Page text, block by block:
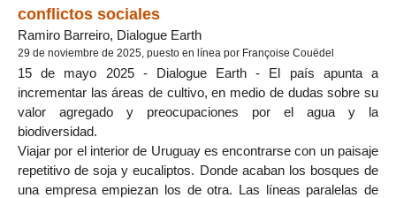
conflictos sociales
Ramiro Barreiro, Dialogue Earth
29 de noviembre de 2025, puesto en línea por Françoise Couëdel
15 de mayo 2025 - Dialogue Earth - El país apunta a
incrementar las áreas de cultivo, en medio de dudas sobre su
valor agregado y preocupaciones por el agua y la
biodiversidad.
Viajar por el interior de Uruguay es encontrarse con un paisaje
repetitivo de soja y eucaliptos. Donde acaban los bosques de
una empresa empiezan los de otra. Las líneas paralelas de